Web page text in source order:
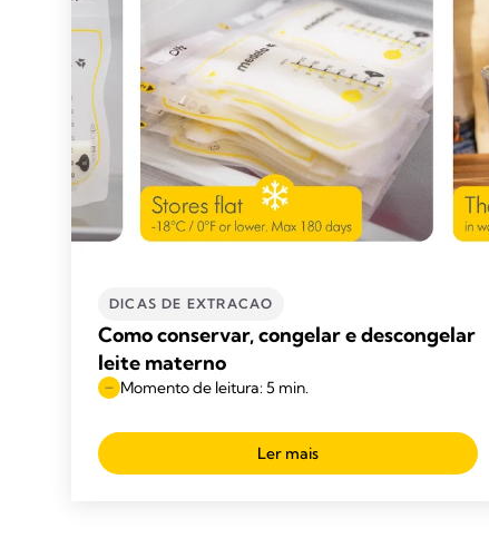
DICAS DE EXTRACAO
Como conservar, congelar e descongelar
leite materno
Momento de leitura: 5 min.
Ler mais